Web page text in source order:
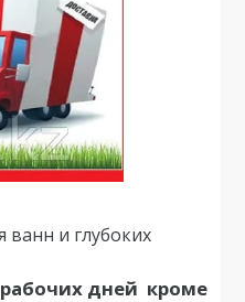
и глубоких
дней кроме